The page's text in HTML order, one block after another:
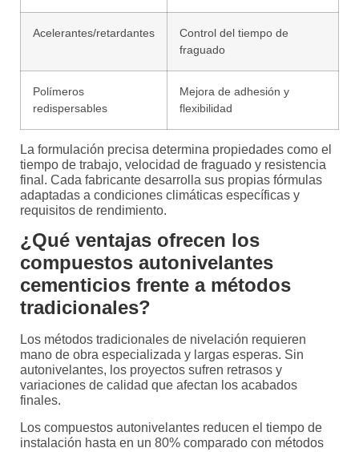
Acelerantes/retardantes
Control del tiempo de
fraguado
Polímeros
redispersables
Mejora de adhesión y
flexibilidad
La formulación precisa determina propiedades como el
tiempo de trabajo, velocidad de fraguado y resistencia
final. Cada fabricante desarrolla sus propias fórmulas
adaptadas a condiciones climáticas específicas y
requisitos de rendimiento.
¿Qué ventajas ofrecen los
compuestos autonivelantes
cementicios frente a métodos
tradicionales?
Los métodos tradicionales de nivelación requieren
mano de obra especializada y largas esperas. Sin
autonivelantes, los proyectos sufren retrasos y
variaciones de calidad que afectan los acabados
finales.
Los compuestos autonivelantes reducen el tiempo de
instalación hasta en un 80% comparado con métodos